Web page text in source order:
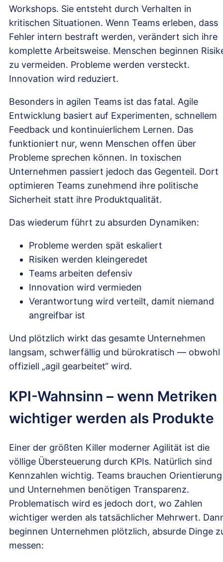
Workshops. Sie entsteht durch Verhalten in
kritischen Situationen. Wenn Teams erleben, dass
Fehler intern bestraft werden, verändert sich ihre
komplette Arbeitsweise. Menschen beginnen
zu vermeiden. Probleme werden versteckt.
Innovation wird reduziert.
Besonders in agilen Teams ist das fatal. Agile
Entwicklung basiert auf Experimenten, schnellem
Feedback und kontinuierlichem Lernen. Das
funktioniert nur, wenn Menschen offen über
Probleme sprechen können. In toxischen
Unternehmen passiert jedoch das Gegenteil. Dort
optimieren Teams zunehmend ihre politische
Sicherheit statt ihre Produktqualität.
Das wiederum führt zu absurden Dynamiken:
Probleme werden spät eskaliert
Risiken werden kleingeredet
Teams arbeiten defensiv
Innovation wird vermieden
Verantwortung wird verteilt, damit niemand
angreifbar ist
Und plötzlich wirkt das gesamte Unternehmen
langsam, schwerfällig und bürokratisch — obwohl
offiziell „agil gearbeitet“ wird.
KPI-Wahnsinn – wenn Metriken
wichtiger werden als Produkte
Einer der größten Killer moderner Agilität ist die
völlige Übersteuerung durch KPIs. Natürlich sind
Kennzahlen wichtig. Teams brauchen Orientierung
und Unternehmen benötigen Transparenz.
Problematisch wird es jedoch dort, wo Zahlen
wichtiger werden als tatsächlicher Mehrwert.
beginnen Unternehmen plötzlich, absurde Dinge
messen: